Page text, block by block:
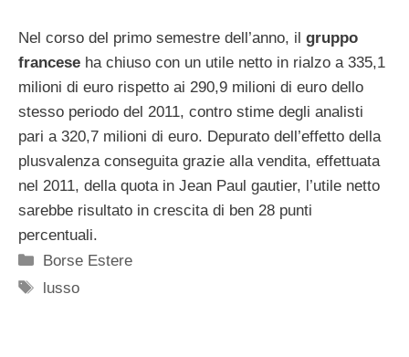
Nel corso del primo semestre dell’anno, il gruppo
francese ha chiuso con un utile netto in rialzo a 335,1
milioni di euro rispetto ai 290,9 milioni di euro dello
stesso periodo del 2011, contro stime degli analisti
pari a 320,7 milioni di euro. Depurato dell’effetto della
plusvalenza conseguita grazie alla vendita, effettuata
nel 2011, della quota in Jean Paul gautier, l’utile netto
sarebbe risultato in crescita di ben 28 punti
percentuali.
Categorie
Borse Estere
Tag
lusso